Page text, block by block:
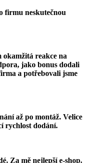
firmu neskutečnou
okamžitá reakce na
jako bonus dodali
a potřebovali jsme
až po montáž. Velice
rychlost dodání.
Za mě nejlepší e-shop.